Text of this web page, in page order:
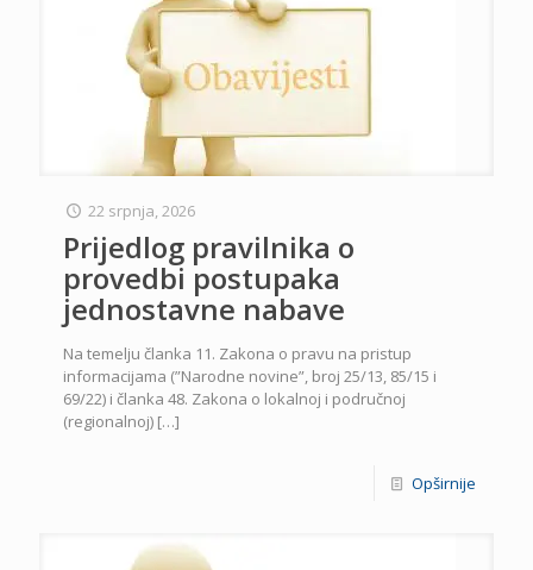
22 srpnja, 2026
Prijedlog pravilnika o
provedbi postupaka
jednostavne nabave
Na temelju članka 11. Zakona o pravu na pristup
informacijama (”Narodne novine”, broj 25/13, 85/15 i
69/22) i članka 48. Zakona o lokalnoj i područnoj
(regionalnoj) […]
Opširnije